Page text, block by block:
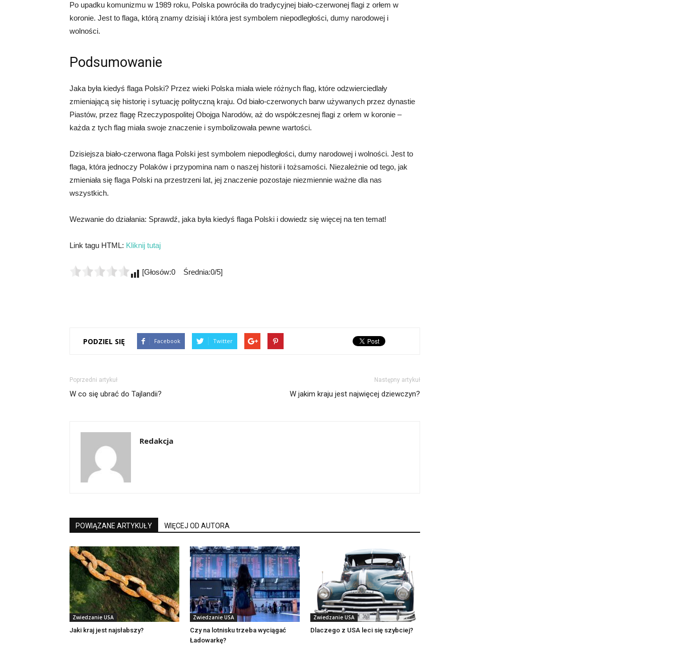
Po upadku komunizmu w 1989 roku, Polska powróciła do tradycyjnej biało-czerwonej flagi z orłem w
koronie. Jest to flaga, którą znamy dzisiaj i która jest symbolem niepodległości, dumy narodowej i
wolności.
Podsumowanie
Jaka była kiedyś flaga Polski? Przez wieki Polska miała wiele różnych flag, które odzwierciedlały
zmieniającą się historię i sytuację polityczną kraju. Od biało-czerwonych barw używanych przez dynastie
Piastów, przez flagę Rzeczypospolitej Obojga Narodów, aż do współczesnej flagi z orłem w koronie –
każda z tych flag miała swoje znaczenie i symbolizowała pewne wartości.
Dzisiejsza biało-czerwona flaga Polski jest symbolem niepodległości, dumy narodowej i wolności. Jest to
flaga, która jednoczy Polaków i przypomina nam o naszej historii i tożsamości. Niezależnie od tego, jak
zmieniała się flaga Polski na przestrzeni lat, jej znaczenie pozostaje niezmiennie ważne dla nas
wszystkich.
Wezwanie do działania: Sprawdź, jaka była kiedyś flaga Polski i dowiedz się więcej na ten temat!
Link tagu HTML: Kliknij tutaj
[Głosów:0 Średnia:0/5]
PODZIEL SIĘ Facebook Twitter
Poprzedni artykuł
W co się ubrać do Tajlandii?
Następny artykuł
W jakim kraju jest najwięcej dziewczyn?
Redakcja
POWIĄZANE ARTYKUŁY WIĘCEJ OD AUTORA
Zwiedzanie USA
Jaki kraj jest najsłabszy?
Zwiedzanie USA
Czy na lotnisku trzeba wyciągać
Ładowarkę?
Zwiedzanie USA
Dlaczego z USA leci się szybciej?